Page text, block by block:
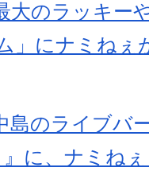
大のラッキ
」にナミね
島のライブバ
』に、ナミね